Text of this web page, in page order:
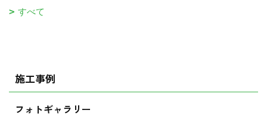
すべて
施工事例
フォトギャラリー